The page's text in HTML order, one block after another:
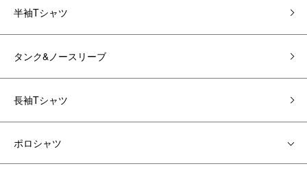
半袖Tシャツ
タンク&ノースリーブ
長袖Tシャツ
ポロシャツ